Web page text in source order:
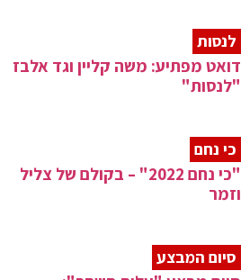
לנסות
דואט מפתיע: משה קליין וגד אלבז
"לנסות"
כי נחם
"כי נחם 2022" – בקולם של צליל
וזמר
סיום המבצע